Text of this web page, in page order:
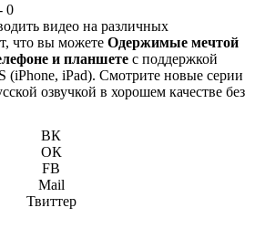
0
видео на различных
что вы можете Одержимые мечтой
и планшете с поддержкой
(iPhone, iPad). Смотрите новые серии
озвучкой в хорошем качестве без
ВК
ОК
FB
Mail
Твиттер